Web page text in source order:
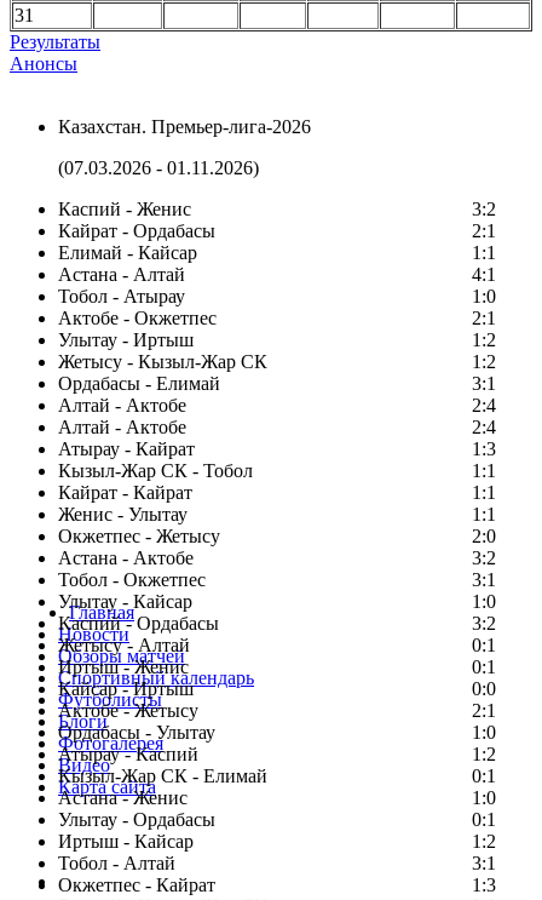
31
Результаты
Анонсы
Казахстан. Премьер-лига-2026
(07.03.2026 - 01.11.2026)
Каспий - Женис
3:2
Кайрат - Ордабасы
2:1
Елимай - Кайсар
1:1
Астана - Алтай
4:1
Тобол - Атырау
1:0
Актобе - Окжетпес
2:1
Улытау - Иртыш
1:2
Жетысу - Кызыл-Жар СК
1:2
Ордабасы - Елимай
3:1
Алтай - Актобе
2:4
Алтай - Актобе
2:4
Атырау - Кайрат
1:3
Кызыл-Жар СК - Тобол
1:1
Кайрат - Кайрат
1:1
Женис - Улытау
1:1
Окжетпес - Жетысу
2:0
Астана - Актобе
3:2
Тобол - Окжетпес
3:1
Улытау - Кайсар
1:0
Каспий - Ордабасы
3:2
Жетысу - Алтай
0:1
Иртыш - Женис
0:1
Кайсар - Иртыш
0:0
Актобе - Жетысу
2:1
Ордабасы - Улытау
1:0
Атырау - Каспий
1:2
Кызыл-Жар СК - Елимай
0:1
Астана - Женис
1:0
Улытау - Ордабасы
0:1
Иртыш - Кайсар
1:2
Тобол - Алтай
3:1
Окжетпес - Кайрат
1:3
Главная
Новости
Обзоры матчей
Спортивный календарь
Футболисты
Блоги
Фотогалерея
Видео
Карта сайта
Есть идея?